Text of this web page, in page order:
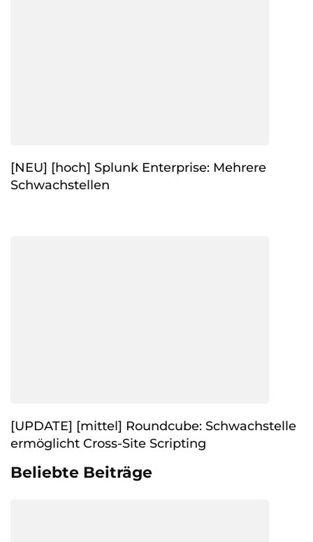
[NEU] [hoch] Splunk Enterprise: Mehrere
Schwachstellen
[UPDATE] [mittel] Roundcube: Schwachstelle
ermöglicht Cross-Site Scripting
Beliebte Beiträge